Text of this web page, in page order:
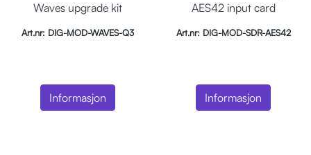
Waves upgrade kit
Art.nr: DIG-MOD-WAVES-Q3
Informasjon
AES42 input card
Art.nr: DIG-MOD-SDR-AES42
Informasjon